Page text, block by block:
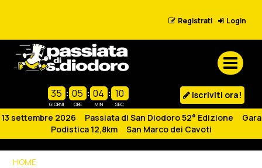
Login
Registrati
10
SEC
:
04
MIN
:
05
ORE
:
35
GIORNI
Iscriviti ora!
13 settembre 2026 Passiata di San Diodoro 52° Edizione Gara
Podistica 12,8km San Marco dei Cavoti
HOME